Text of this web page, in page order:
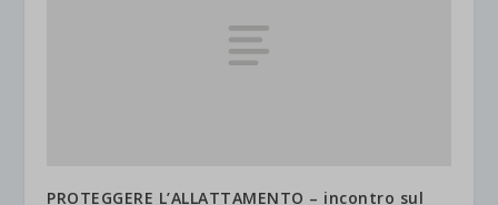
PROTEGGERE L’ALLATTAMENTO – incontro sul